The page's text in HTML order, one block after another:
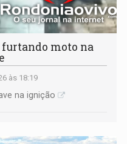
furtando moto na
às 18:19
na ignição